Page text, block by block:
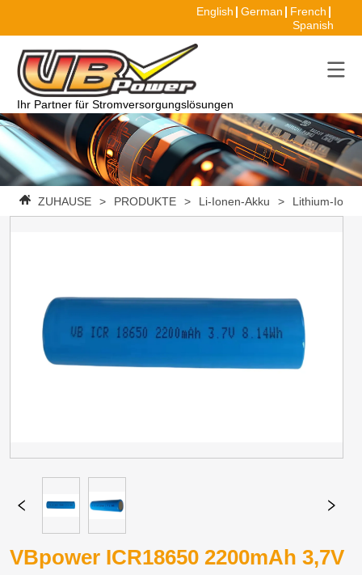
English German
French
Spanish
Ihr Partner für Stromversorgungslösungen
ZUHAUSE > PRODUKTE > Li-Ionen-Akku > Lithium-
VBpower ICR18650 2200mAh 3,7V